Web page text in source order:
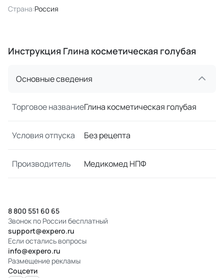
Страна:Россия
Инструкция Глина косметическая голубая
Основные сведения
Торговое названиеГлина косметическая голубая
Условия отпуска Без рецепта
Производитель Медикомед НПФ
8 800 551 60 65
Звонок по России бесплатный
support@expero.ru
Если остались вопросы
info@expero.ru
Размещение рекламы
Соцсети